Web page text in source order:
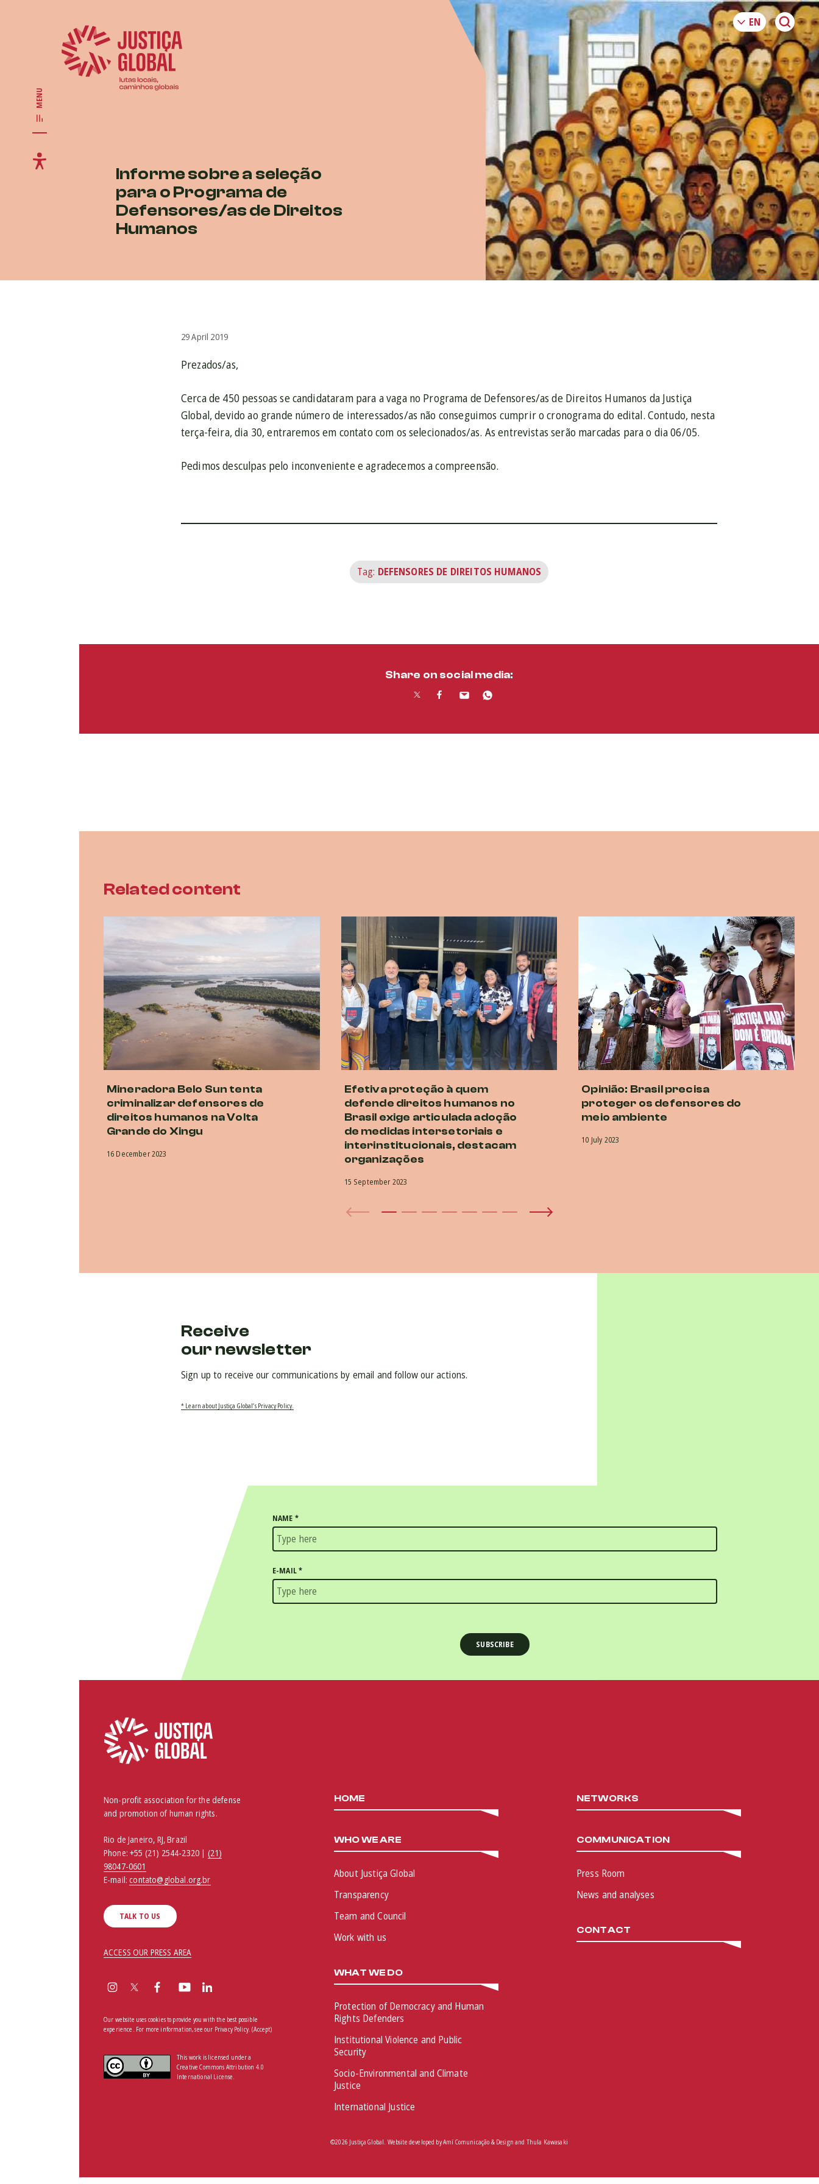
MENU
Informe sobre a seleção
para o Programa de
Defensores/as de Direitos
Humanos
29 April 2019
Prezados/as,
Cerca de 450 pessoas se candidataram para a vaga no Programa de Defensores/as de Direitos Humanos da Justiça
Global, devido ao grande número de interessados/as não conseguimos cumprir o cronograma do edital. Contudo, nesta
terça-feira, dia 30, entraremos em contato com os selecionados/as. As entrevistas serão marcadas para o dia 06/05.
Pedimos desculpas pelo inconveniente e agradecemos a compreensão.
Tag: DEFENSORES DE DIREITOS HUMANOS
Share on social media:
Related content
Mineradora Belo Sun tenta
criminalizar defensores de
direitos humanos na Volta
Grande do Xingu
16 December 2023
Efetiva proteção à quem
defende direitos humanos no
Brasil exige articulada adoção
de medidas intersetoriais e
interinstitucionais, destacam
organizações
15 September 2023
Opinião: Brasil precisa
proteger os defensores do
meio ambiente
10 July 2023
Receive
our newsletter
Sign up to receive our communications by email and follow our actions.
* Learn about Justiça Global’s Privacy Policy.
NAME *
E-MAIL*
Non-profit association for the defense
and promotion of human rights.
Rio de Janeiro, RJ, Brazil
Phone:+55 (21) 2544-2320 | (21)
98047-0601
E-mail:contato@global.org.br
TALK TO US
ACCESS OUR PRESS AREA
Our website uses cookies to provide you with the best possible
experience. For more information, see our Privacy Policy.(Accept)
This work is licensed under a
Creative Commons Attribution 4.0
International License.
HOME
WHO WE ARE
About Justiça Global
Transparency
Team and Council
Work with us
WHAT WE DO
Protection of Democracy and Human
Rights Defenders
Institutional Violence and Public
Security
Socio-Environmental and Climate
Justice
International Justice
NETWORKS
COMMUNICATION
Press Room
News and analyses
CONTACT
©2026 Justiça Global. Website developed byAmí Comunicação & Design and Thula Kawasaki